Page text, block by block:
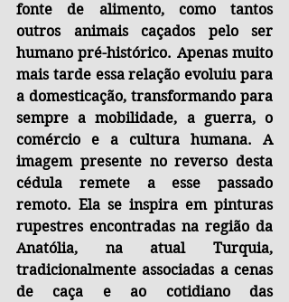
fonte de alimento, como tantos
outros animais caçados pelo ser
humano pré-histórico. Apenas muito
mais tarde essa relação evoluiu para
a domesticação, transformando para
sempre a mobilidade, a guerra, o
comércio e a cultura humana. A
imagem presente no reverso desta
cédula remete a esse passado
remoto. Ela se inspira em pinturas
rupestres encontradas na região da
Anatólia, na atual Turquia,
tradicionalmente associadas a cenas
de caça e ao cotidiano das